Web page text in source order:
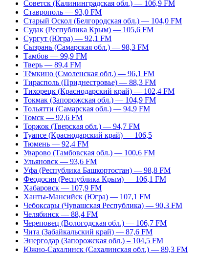
Советск (Калининградская обл.) — 106,9 FM
Ставрополь — 93,0 FM
Старый Оскол (Белгородская обл.) — 104,0 FM
Судак (Республика Крым) — 105,6 FM
Сургут (Югра) — 92,1 FM
Сызрань (Самарская обл.) — 98,3 FM
Тамбов — 99,9 FM
Тверь — 89,4 FM
Тёмкино (Смоленская обл.) — 96,1 FM
Тирасполь (Приднестровье) — 88,3 FM
Тихорецк (Краснодарский край) — 102,4 FM
Токмак (Запорожская обл.) — 104,9 FM
Тольятти (Самарская обл.) — 94,9 FM
Томск — 92,6 FM
Торжок (Тверская обл.) — 94,7 FM
Туапсе (Краснодарский край) — 106,5
Тюмень — 92,4 FM
Уварово (Тамбовская обл.) — 100,6 FM
Ульяновск — 93,6 FM
Уфа (Республика Башкортостан) — 98,8 FM
Феодосия (Республика Крым) — 106,1 FM
Хабаровск — 107,9 FM
Ханты-Мансийск (Югра) — 107,1 FM
Чебоксары (Чувашская Республика) — 90,3 FM
Челябинск — 88,4 FM
Череповец (Вологодская обл.) — 106,7 FM
Чита (Забайкальский край) — 87,6 FM
Энергодар (Запорожская обл.) – 104,5 FM
Южно-Сахалинск (Сахалинская обл.) — 89,3 FM